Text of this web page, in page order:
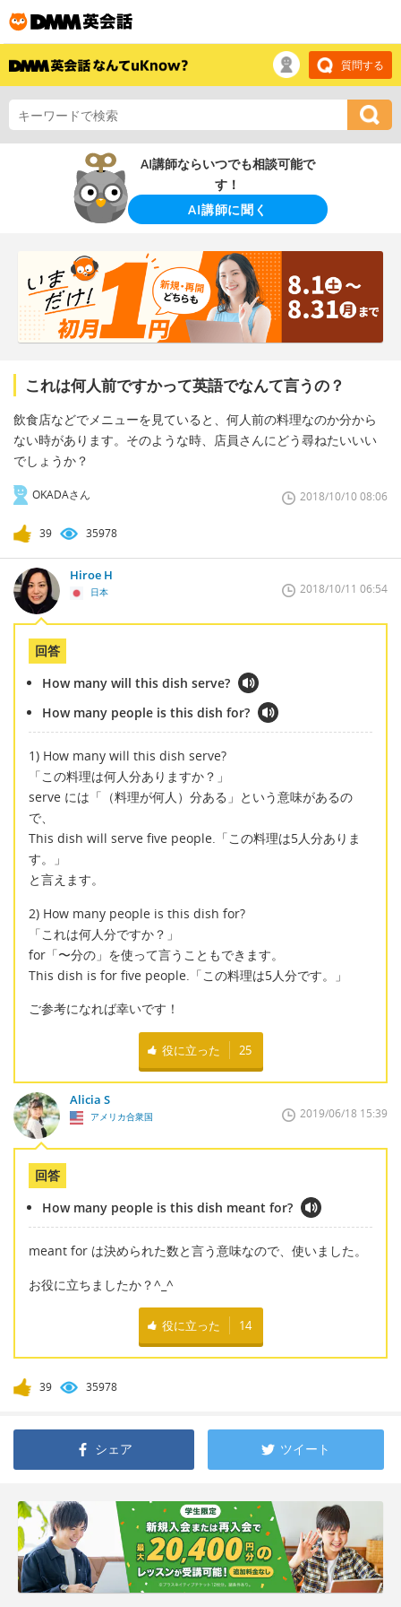
質問する
AI講師ならいつでも相談可能で
す！
AI講師に聞く
これは何人前ですかって英語でなんて言うの？
飲食店などでメニューを見ていると、何人前の料理なのか分から
ない時があります。そのような時、店員さんにどう尋ねたいいい
でしょうか？
OKADAさん 2018/10/10 08:06
39 35978
Hiroe H
日本 2018/10/11 06:54
回答
How many will this dish serve?
How many people is this dish for?
1) How many will this dish serve?
「この料理は何人分ありますか？」
serve には「（料理が何人）分ある」という意味があるの
で、
This dish will serve five people.「この料理は5人分ありま
す。」
と言えます。
2) How many people is this dish for?
「これは何人分ですか？」
for「〜分の」を使って言うこともできます。
This dish is for five people.「この料理は5人分です。」
ご参考になれば幸いです！
役に立った 25
Alicia S
アメリカ合衆国 2019/06/18 15:39
回答
How many people is this dish meant for?
meant for は決められた数と言う意味なので、使いました。
お役に立ちましたか？^_^
役に立った 14
39 35978
シェア ツイート